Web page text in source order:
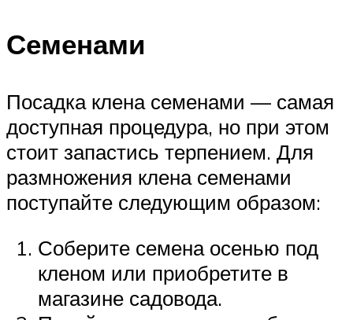
Семенами
Посадка клена семенами — самая
доступная процедура, но при этом
стоит запастись терпением. Для
размножения клена семенами
поступайте следующим образом:
Соберите семена осенью под
кленом или приобретите в
магазине садовода.